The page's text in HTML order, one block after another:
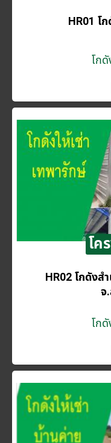
HR01 โ
โก
โค
HR02 โกดังส
จ
โก